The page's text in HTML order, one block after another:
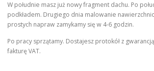
W południe masz już nowy fragment dachu. Po
podkładem. Drugiego dnia malowanie
prostych napraw zamykamy się w 4-6 godzin.
Po pracy sprzątamy. Dostajesz protokół z
fakturę VAT.